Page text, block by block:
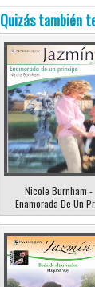
Quizás también
Nicole Burnham -
Enamorada De Un Pr...